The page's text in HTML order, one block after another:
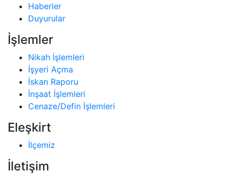
Haberler
Duyurular
İşlemler
Nikah İşlemleri
İşyeri Açma
İskan Raporu
İnşaat İşlemleri
Cenaze/Defin İşlemleri
Eleşkirt
İlçemiz
İletişim